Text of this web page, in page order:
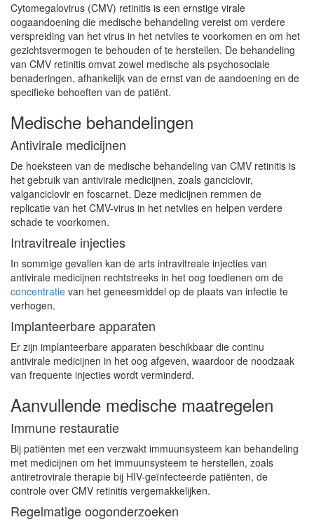
Cytomegalovirus (CMV) retinitis is een ernstige virale
oogaandoening die medische behandeling vereist om verdere
verspreiding van het virus in het netvlies te voorkomen en om het
gezichtsvermogen te behouden of te herstellen. De behandeling
van CMV retinitis omvat zowel medische als psychosociale
benaderingen, afhankelijk van de ernst van de aandoening en de
specifieke behoeften van de patiënt.
Medische behandelingen
Antivirale medicijnen
De hoeksteen van de medische behandeling van CMV retinitis is
het gebruik van antivirale medicijnen, zoals ganciclovir,
valganciclovir en foscarnet. Deze medicijnen remmen de
replicatie van het CMV-virus in het netvlies en helpen verdere
schade te voorkomen.
Intravitreale injecties
In sommige gevallen kan de arts intravitreale injecties van
antivirale medicijnen rechtstreeks in het oog toedienen om de
concentratie van het geneesmiddel op de plaats van infectie te
verhogen.
Implanteerbare apparaten
Er zijn implanteerbare apparaten beschikbaar die continu
antivirale medicijnen in het oog afgeven, waardoor de noodzaak
van frequente injecties wordt verminderd.
Aanvullende medische maatregelen
Immune restauratie
Bij patiënten met een verzwakt immuunsysteem kan behandeling
met medicijnen om het immuunsysteem te herstellen, zoals
antiretrovirale therapie bij HIV-geïnfecteerde patiënten, de
controle over CMV retinitis vergemakkelijken.
Regelmatige oogonderzoeken